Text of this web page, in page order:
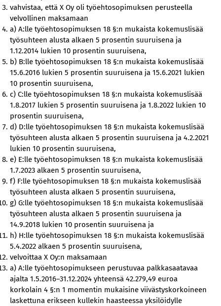
vahvistaa, että X Oy oli työehtosopimuksen perusteella
velvollinen maksamaan
a) A:lle työehtosopimuksen 18 §:n mukaista kokemuslisää
työsuhteen alusta alkaen 5 prosentin suuruisena ja
1.12.2014 lukien 10 prosentin suuruisena,
b) B:lle työehtosopimuksen 18 §:n mukaista kokemuslisää
15.6.2016 lukien 5 prosentin suuruisena ja 15.6.2021 lukien
10 prosentin suuruisena,
c) C:lle työehtosopimuksen 18 §:n mukaista kokemuslisää
1.8.2017 lukien 5 prosentin suuruisena ja 1.8.2022 lukien 10
prosentin suuruisena,
d) D:lle työehtosopimuksen 18 §:n mukaista kokemuslisää
työsuhteen alusta alkaen 5 prosentin suuruisena ja 4.2.2021
lukien 10 prosentin suuruisena,
e) E:lle työehtosopimuksen 18 §:n mukaista kokemuslisää
1.7.2023 alkaen 5 prosentin suuruisena,
f) F:lle työehtosopimuksen 18 §:n mukaista kokemuslisää
työsuhteen alusta alkaen 5 prosentin suuruisena,
g) G:lle työehtosopimuksen 18 §:n mukaista kokemuslisää
työsuhteen alusta alkaen 5 prosentin suuruisena ja
14.9.2018 lukien 10 prosentin suuruisena ja
h) H:lle työehtosopimuksen 18 §:n mukaista kokemuslisää
5.4.2022 alkaen 5 prosentin suuruisena,
velvoittaa X Oy:n maksamaan
a) A:lle työehtosopimukseen perustuvaa palkkasaatavaa
ajalta 1.5.2016–31.12.2024 yhteensä 42.279,49 euroa
korkolain 4 §:n 1 momentin mukaisine viivästyskorkoineen
laskettuna erikseen kullekin haasteessa yksilöidylle